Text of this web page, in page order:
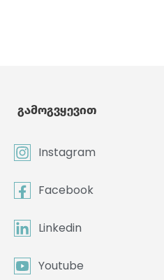
გამოგვყევით
Instagram
Facebook
Linkedin
Youtube